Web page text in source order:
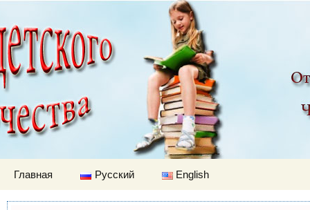
Детский мир
Главная Русский English